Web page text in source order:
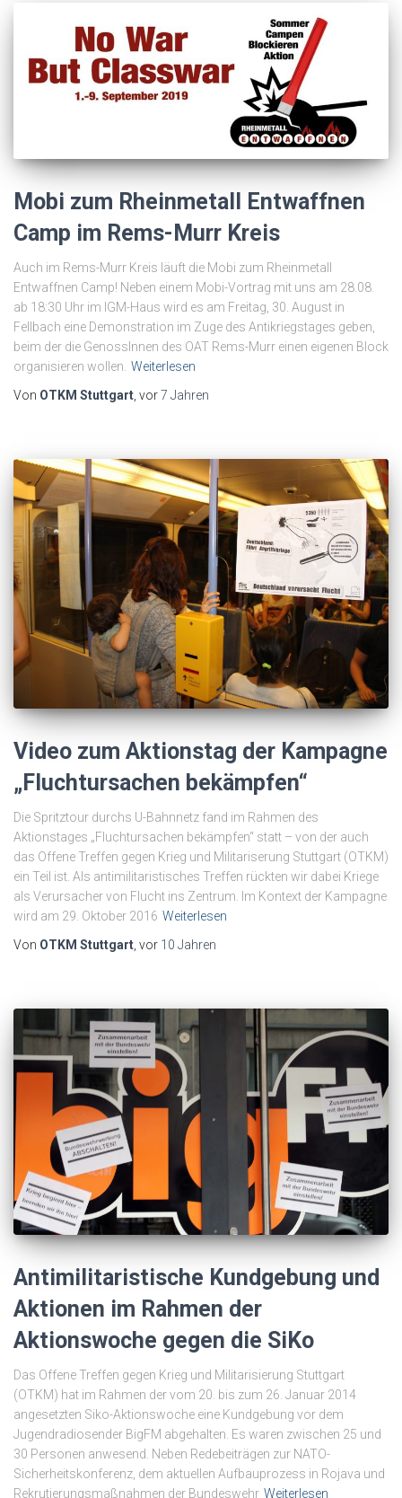
Mobi zum Rheinmetall Entwaffnen
Camp im Rems-Murr Kreis
Auch im Rems-Murr Kreis läuft die Mobi zum Rheinmetall
Entwaffnen Camp! Neben einem Mobi-Vortrag mit uns am 28.08.
ab 18:30 Uhr im IGM-Haus wird es am Freitag, 30. August in
Fellbach eine Demonstration im Zuge des Antikriegstages geben,
beim der die GenossInnen des OAT Rems-Murr einen eigenen Block
organisieren wollen. Weiterlesen
Von OTKM Stuttgart , vor7 Jahren
Video zum Aktionstag der Kampagne
„Fluchtursachen bekämpfen“
Die Spritztour durchs U-Bahnnetz fand im Rahmen des
Aktionstages „Fluchtursachen bekämpfen“ statt – von der auch
das Offene Treffen gegen Krieg und Militariserung Stuttgart (OTKM)
ein Teil ist. Als antimilitaristisches Treffen rückten wir dabei Kriege
als Verursacher von Flucht ins Zentrum. Im Kontext der Kampagne
wird am 29. Oktober 2016 Weiterlesen
Von OTKM Stuttgart, vor 10 Jahren
Antimilitaristische Kundgebung und
Aktionen im Rahmen der
Aktionswoche gegen die SiKo
Das Offene Treffen gegen Krieg und Militarisierung Stuttgart
(OTKM) hat im Rahmen der vom 20. bis zum 26. Januar 2014
angesetzten Siko-Aktionswoche eine Kundgebung vor dem
Jugendradiosender BigFM abgehalten. Es waren zwischen 25 und
30 Personen anwesend. Neben Redebeiträgen zur NATO-
Sicherheitskonferenz, dem aktuellen Aufbauprozess in Rojava und
Rekrutierungsmaßnahmen der Bundeswehr Weiterlesen